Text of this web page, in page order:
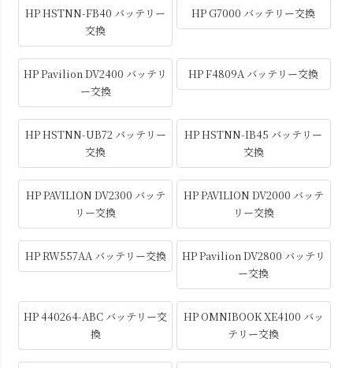
HP HSTNN-FB40 バッテリー
交換
HP G7000 バッテリー交換
HP Pavilion DV2400 バッテリ
ー交換
HP F4809A バッテリー交換
HP HSTNN-UB72 バッテリー
交換
HP HSTNN-IB45 バッテリー
交換
HP PAVILION DV2300 バッテ
リー交換
HP PAVILION DV2000 バッテ
リー交換
HP RW557AA バッテリー交換
HP Pavilion DV2800 バッテリ
ー交換
HP 440264-ABC バッテリー交
換
HP OMNIBOOK XE4100 バッ
テリー交換